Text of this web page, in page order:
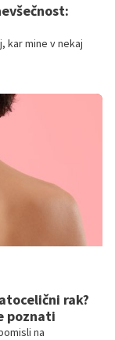
kar mine v nekaj
rak?
poznati
na